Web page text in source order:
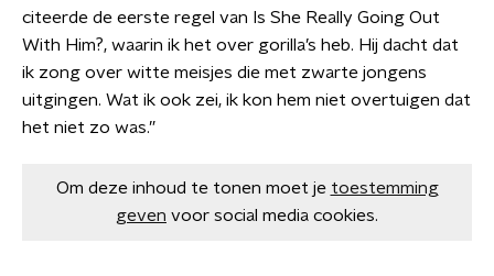
citeerde de eerste regel van Is She Really Going Out
With Him?, waarin ik het over gorilla’s heb. Hij dacht dat
ik zong over witte meisjes die met zwarte jongens
uitgingen. Wat ik ook zei, ik kon hem niet overtuigen dat
het niet zo was.”
Om deze inhoud te tonen moet je toestemming
geven voor social media cookies.